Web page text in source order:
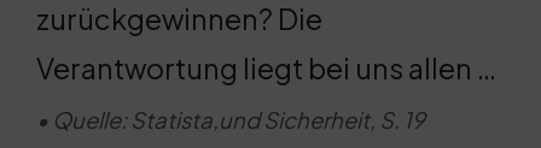
zurückgewinnen? Die
Verantwortung liegt bei uns allen …
• Quelle: Statista,und Sicherheit, S. 19